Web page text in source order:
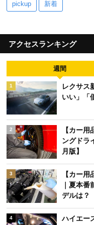
pickup 新着
アクセスランキング
週間
1
レクサス
いい」「
2
【カー
ングドラ
月版】
3
【カー
｜夏本
デルは？
4
ハイエー